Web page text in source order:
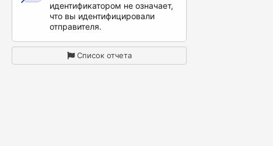
идентификатором не означает,
что вы идентифицировали
отправителя.
Список отчета